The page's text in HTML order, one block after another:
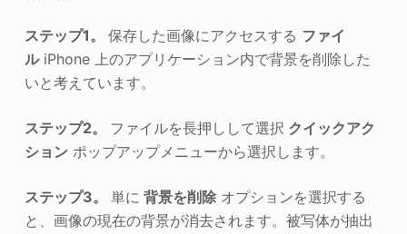
ステップ1。 保存した画像にアクセスする ファイ
ルiPhone 上のアプリケーション内で背景を削除した
いと考えています。
ステップ2。 ファイルを長押しして選択 クイックアク
ションポップアップメニューから選択します。
ステップ3。 単に 背景を削除オプションを選択する
と、画像の現在の背景が消去されます。被写体が抽出